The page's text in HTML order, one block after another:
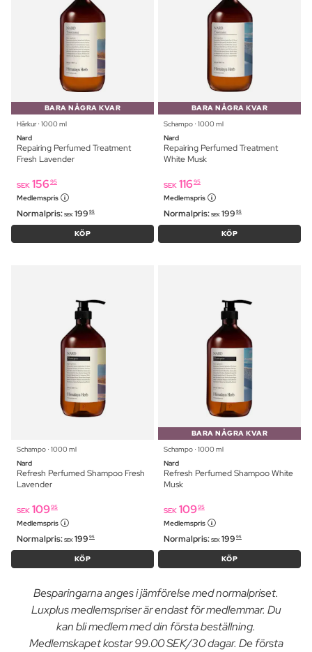
BARA NÅGRA KVAR
Hårkur ⋅ 1000 ml
Nard
Repairing Perfumed Treatment
Fresh Lavender
SEK 156 95
Medlemspris
Normalpris: SEK 199 95
KÖP
BARA NÅGRA KVAR
Schampo ⋅ 1000 ml
Nard
Repairing Perfumed Treatment
White Musk
SEK 116 95
Medlemspris
Normalpris: SEK 199 95
KÖP
Schampo ⋅ 1000 ml
Nard
Refresh Perfumed Shampoo Fresh
Lavender
SEK 10995
Medlemspris
Normalpris: SEK 199 95
KÖP
BARA NÅGRA KVAR
Schampo ⋅ 1000 ml
Nard
Refresh Perfumed Shampoo White
Musk
SEK 10995
Medlemspris
Normalpris: SEK 199 95
KÖP
Besparingarna anges i jämförelse med normalpriset.
Luxplus medlemspriser är endast för medlemmar. Du
kan bli medlem med din första beställning.
Medlemskapet kostar 99.00 SEK/30 dagar. De första